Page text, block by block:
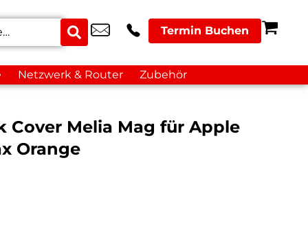
Termin Buchen
Netzwerk & Router Zubehör
Cover Melia Mag für Apple
Orange